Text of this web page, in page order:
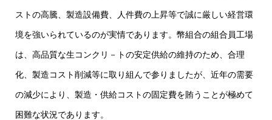
ストの高騰、製造設備費、人件費の上昇等で誠に厳しい経営環
境を強いられているのが実情であります。幣組合の組合員工場
は、高品質な生コンクリ－トの安定供給の維持のため、合理
化、製造コスト削減等に取り組んで参りましたが、近年の需要
の減少により、製造・供給コストの固定費を賄うことが極めて
困難な状況であります。